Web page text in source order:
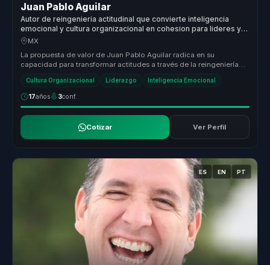
Juan Pablo Aguilar
Autor de reingenieria actitudinal que convierte inteligencia
emocional y cultura organizacional en cohesion para lideres y
equipos.
MX
La propuesta de valor de Juan Pablo Aguilar radica en su
capacidad para transformar actitudes a través de la reingeniería
Cultura Organizacional Liderazgo Inteligencia Emocional
17años 3conf.
Cotizar Ver Perfil
ES EN PT